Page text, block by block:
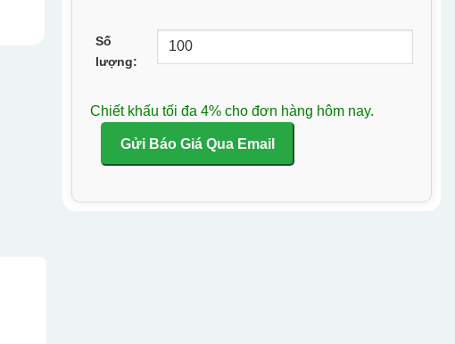
Số
lượng:
Chiết khấu tối đa 4% cho đơn hàng hôm nay.
Gửi Báo Giá Qua Email